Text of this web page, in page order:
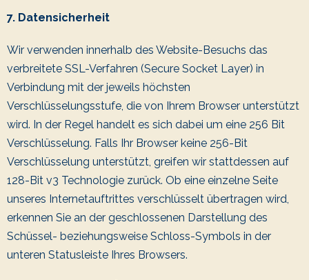
7. Datensicherheit
Wir verwenden innerhalb des Website-Besuchs das
verbreitete SSL-Verfahren (Secure Socket Layer) in
Verbindung mit der jeweils höchsten
Verschlüsselungsstufe, die von Ihrem Browser unterstützt
wird. In der Regel handelt es sich dabei um eine 256 Bit
Verschlüsselung. Falls Ihr Browser keine 256-Bit
Verschlüsselung unterstützt, greifen wir stattdessen auf
128-Bit v3 Technologie zurück. Ob eine einzelne Seite
unseres Internetauftrittes verschlüsselt übertragen wird,
erkennen Sie an der geschlossenen Darstellung des
Schüssel- beziehungsweise Schloss-Symbols in der
unteren Statusleiste Ihres Browsers.